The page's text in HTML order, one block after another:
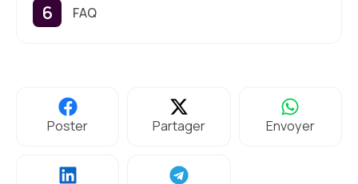
FAQ
Poster Partager Envoyer